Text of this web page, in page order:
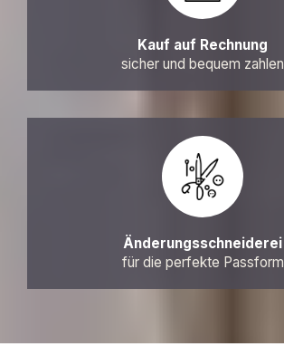
Kauf auf Rechnung
sicher und bequem zahlen
Änderungsschneiderei
für die perfekte Passform